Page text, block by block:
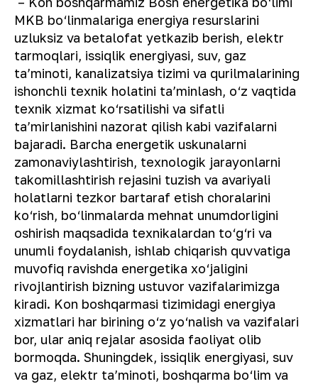
MKB bo‘linmalariga energiya resurslarini
uzluksiz va betalofat yetkazib berish, elektr
tarmoqlari, issiqlik energiyasi, suv, gaz
taʼminoti, kanalizatsiya tizimi va qurilmalarining
ishonchli texnik holatini taʼminlash, o‘z vaqtida
texnik xizmat ko‘rsatilishi va sifatli
taʼmirlanishini nazorat qilish kabi vazifalarni
bajaradi. Barcha energetik uskunalarni
zamonaviylashtirish, texnologik jarayonlarni
takomillashtirish rejasini tuzish va avariyali
holatlarni tezkor bartaraf etish choralarini
ko‘rish, bo‘linmalarda mehnat unumdorligini
oshirish maqsadida texnikalardan to‘g‘ri va
unumli foydalanish, ishlab chiqarish quvvatiga
muvofiq ravishda energetika xo‘jaligini
rivojlantirish bizning ustuvor vazifalarimizga
kiradi. Kon boshqarmasi tizimidagi energiya
xizmatlari har birining o‘z yo‘nalish va vazifalari
bor, ular aniq rejalar asosida faoliyat olib
bormoqda. Shuningdek, issiqlik energiyasi, suv
va gaz, elektr taʼminoti, boshqarma bo‘lim va